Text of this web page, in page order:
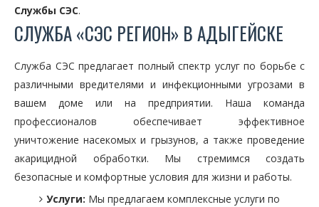
Службы СЭС.
СЛУЖБА «СЭС РЕГИОН» В АДЫГЕЙСКЕ
Служба СЭС предлагает полный спектр услуг по борьбе с
различными вредителями и инфекционными угрозами в
вашем доме или на предприятии. Наша команда
профессионалов обеспечивает эффективное
уничтожение насекомых и грызунов, а также проведение
акарицидной обработки. Мы стремимся создать
безопасные и комфортные условия для жизни и работы.
Услуги: Мы предлагаем комплексные услуги по